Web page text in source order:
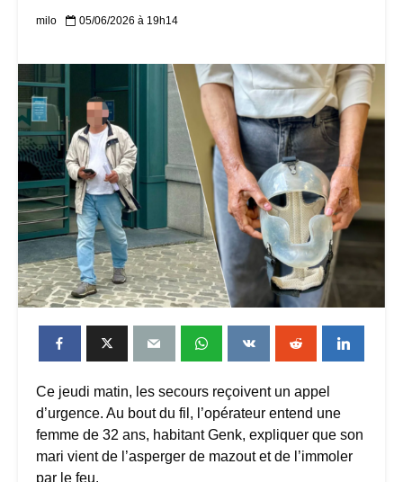
milo 05/06/2026 à 19h14
Ce jeudi matin, les secours reçoivent un appel
d’urgence. Au bout du fil, l’opérateur entend une
femme de 32 ans, habitant Genk, expliquer que son
mari vient de l’asperger de mazout et de l’immoler
par le feu.